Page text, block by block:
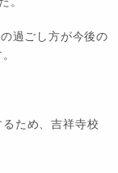
過ごし方が今後の
ため、吉祥寺校